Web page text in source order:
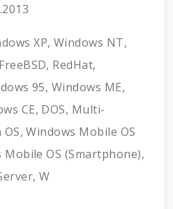
XP, Windows NT,
RedHat,
95, Windows ME,
CE, DOS, Multi-
Windows Mobile OS
Mobile OS (Smartphone),
W